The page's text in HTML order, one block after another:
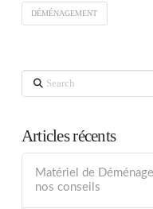
DÉMÉNAGEMENT
Search
Articles récents
Matériel de
nos conseils